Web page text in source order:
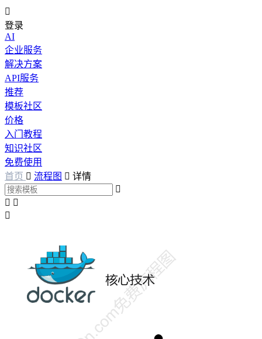

登录
AI
企业服务
解决方案
API服务
推荐
模板社区
价格
入门教程
知识社区
免费使用
首页  流程图  详情

 
